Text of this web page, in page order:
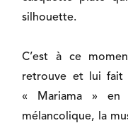
silhouette.
C’est à ce
retrouve et lui fait
« Mariama » en
mélancolique, la